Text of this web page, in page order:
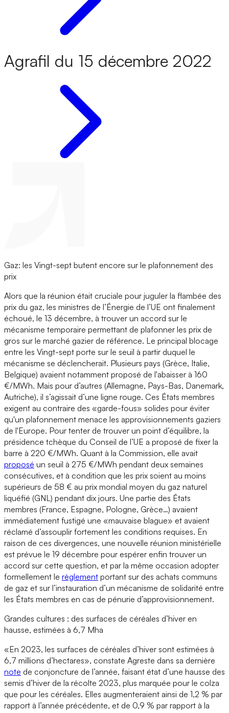
Agrafil du 15 décembre 2022
Gaz: les Vingt-sept butent encore sur le plafonnement des
prix
Alors que la réunion était cruciale pour juguler la flambée des
prix du gaz, les ministres de l’Énergie de l’UE ont finalement
échoué, le 13 décembre, à trouver un accord sur le
mécanisme temporaire permettant de plafonner les prix de
gros sur le marché gazier de référence. Le principal blocage
entre les Vingt-sept porte sur le seuil à partir duquel le
mécanisme se déclencherait. Plusieurs pays (Grèce, Italie,
Belgique) avaient notamment proposé de l'abaisser à 160
€/MWh. Mais pour d’autres (Allemagne, Pays-Bas, Danemark,
Autriche), il s’agissait d’une ligne rouge. Ces États membres
exigent au contraire des «garde-fous» solides pour éviter
qu'un plafonnement menace les approvisionnements gaziers
de l'Europe. Pour tenter de trouver un point d’équilibre, la
présidence tchèque du Conseil de l’UE a proposé de fixer la
barre à 220 €/MWh. Quant à la Commission, elle avait
proposé un seuil à 275 €/MWh pendant deux semaines
consécutives, et à condition que les prix soient au moins
supérieurs de 58 € au prix mondial moyen du gaz naturel
liquéfié (GNL) pendant dix jours. Une partie des États
membres (France, Espagne, Pologne, Grèce…) avaient
immédiatement fustigé une «mauvaise blague» et avaient
réclamé d’assouplir fortement les conditions requises. En
raison de ces divergences, une nouvelle réunion ministérielle
est prévue le 19 décembre pour espérer enfin trouver un
accord sur cette question, et par la même occasion adopter
formellement le règlement portant sur des achats communs
de gaz et sur l’instauration d’un mécanisme de solidarité entre
les États membres en cas de pénurie d’approvisionnement.
Grandes cultures : des surfaces de céréales d’hiver en
hausse, estimées à 6,7 Mha
«En 2023, les surfaces de céréales d’hiver sont estimées à
6,7 millions d’hectares», constate Agreste dans sa dernière
note de conjoncture de l’année, faisant état d’une hausse des
semis d’hiver de la récolte 2023, plus marquée pour le colza
que pour les céréales. Elles augmenteraient ainsi de 1,2 % par
rapport à l’année précédente, et de 0,9 % par rapport à la